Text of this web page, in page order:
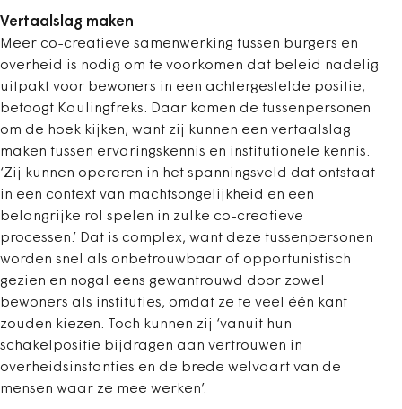
Vertaalslag maken
Meer co-creatieve samenwerking tussen burgers en
overheid is nodig om te voorkomen dat beleid nadelig
uitpakt voor bewoners in een achtergestelde positie,
betoogt Kaulingfreks. Daar komen de tussenpersonen
om de hoek kijken, want zij kunnen een vertaalslag
maken tussen ervaringskennis en institutionele kennis.
‘Zij kunnen opereren in het spanningsveld dat ontstaat
in een context van machtsongelijkheid en een
belangrijke rol spelen in zulke co-creatieve
processen.’ Dat is complex, want deze tussenpersonen
worden snel als onbetrouwbaar of opportunistisch
gezien en nogal eens gewantrouwd door zowel
bewoners als instituties, omdat ze te veel één kant
zouden kiezen. Toch kunnen zij ‘vanuit hun
schakelpositie bijdragen aan vertrouwen in
overheidsinstanties en de brede welvaart van de
mensen waar ze mee werken’.